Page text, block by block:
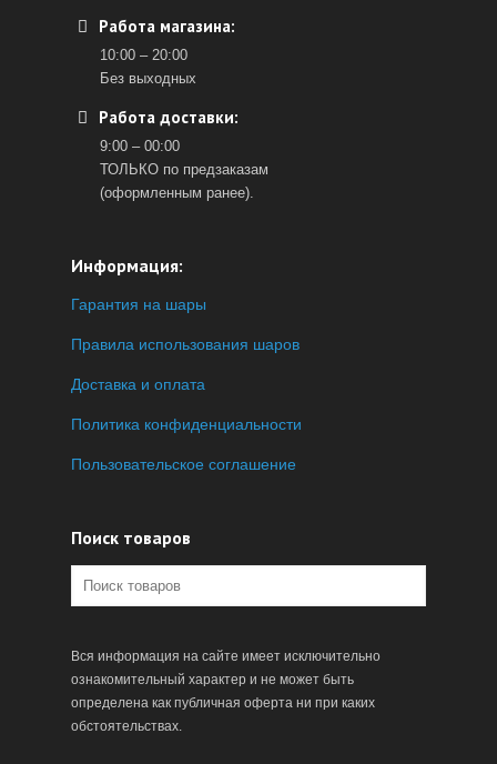
Работа магазина:
10:00 – 20:00
Без выходных
Работа доставки:
9:00 – 00:00
ТОЛЬКО по предзаказам
(оформленным ранее).
Информация:
Гарантия на шары
Правила использования шаров
Доставка и оплата
Политика конфиденциальности
Пользовательское соглашение
Поиск товаров
Вся информация на сайте имеет исключительно
ознакомительный характер и не может быть
определена как публичная оферта ни при каких
обстоятельствах.